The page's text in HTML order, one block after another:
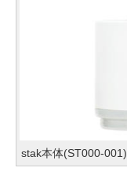
stak本体(ST000-001)